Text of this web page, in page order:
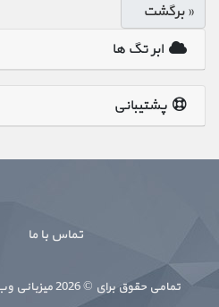
« برگشت
ابر تگ ها
پشتیبانی
تماس با ما
تمامی حقوق برای © 2026 میزبانی وب وبنولوگ. محفوط می باشد.